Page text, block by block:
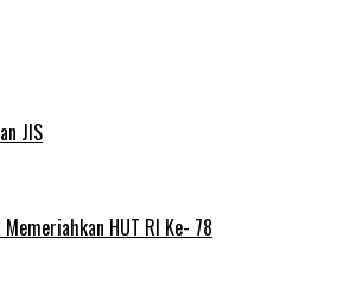
JIS
HUT RI Ke- 78